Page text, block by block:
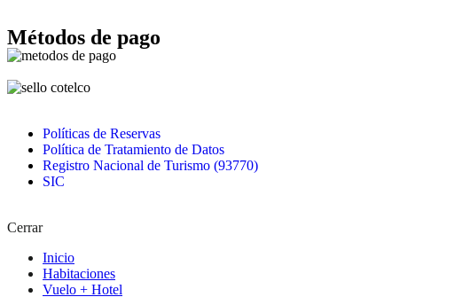
Métodos de pago
Políticas de Reservas
Política de Tratamiento de Datos
Registro Nacional de Turismo (93770)
SIC
Cerrar
Inicio
Habitaciones
Vuelo + Hotel